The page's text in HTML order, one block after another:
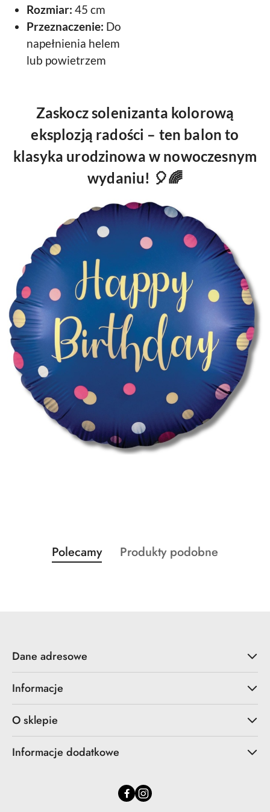
Rozmiar: 45 cm
Przeznaczenie: Do
napełnienia helem
lub powietrzem
Zaskocz solenizanta kolorową
eksplozją radości – ten balon to
klasyka urodzinowa w nowoczesnym
wydaniu! 🎈🌈
Pomiń karuzelę produktów
Produkty
o
Polecamy
Produkty
Produkty podobne
Dane adresowe
Informacje
O sklepie
Informacje dodatkowe